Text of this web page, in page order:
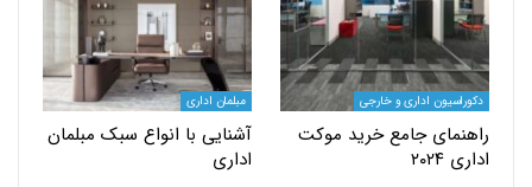
اداری و خارجی
جامع خرید موکت
مبلمان اداری
آشنایی با انواع سبک مبلمان